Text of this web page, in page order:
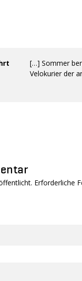
[…] Sommer
Velokurier der
Erforderliche